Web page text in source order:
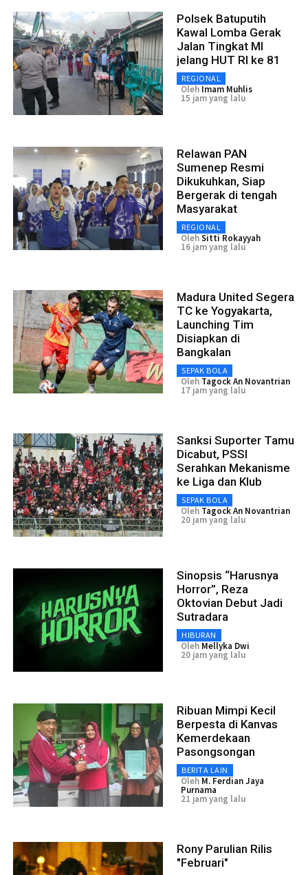
Polsek Batuputih
Kawal Lomba Gerak
Jalan Tingkat MI
jelang HUT RI ke 81
REGIONAL
Oleh Imam Muhlis
15 jam yang lalu
Relawan PAN
Sumenep Resmi
Dikukuhkan, Siap
Bergerak di tengah
Masyarakat
REGIONAL
OlehSitti Rokayyah
16 jam yang lalu
Madura United Segera
TC ke Yogyakarta,
Launching Tim
Disiapkan di
Bangkalan
SEPAK BOLA
Oleh Tagock An Novantrian
17 jam yang lalu
Sanksi Suporter Tamu
Dicabut, PSSI
Serahkan Mekanisme
ke Liga dan Klub
SEPAK BOLA
Oleh Tagock An Novantrian
20 jam yang lalu
Sinopsis “Harusnya
Horror”, Reza
Oktovian Debut Jadi
Sutradara
HIBURAN
Oleh Mellyka Dwi
20 jam yang lalu
Ribuan Mimpi Kecil
Berpesta di Kanvas
Kemerdekaan
Pasongsongan
BERITA LAIN
Oleh M. Ferdian Jaya
Purnama
21 jam yang lalu
Rony Parulian Rilis
"Februari"